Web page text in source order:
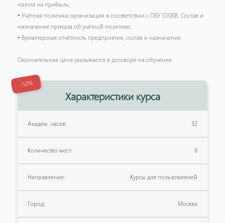
налога на прибыль;
• Учётная политика организации в соответствии с ПБУ 1/2008. Состав и
назначение приказа об учётной политике;
• Бухгалтерская отчётность предприятия, состав и назначение.
Окончательная цена указывается в договоре на обучение.
-50%
Характеристики курса
Академ. часов: 32
Количество мест: 8
Направление: Курсы для пользователей
Город: Москва